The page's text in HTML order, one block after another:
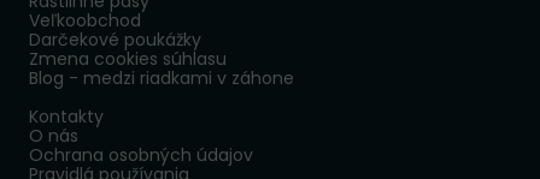
Veľkoobchod
Darčekové poukážky
Zmena cookies súhlasu
Blog - medzi riadkami v záhone
Kontakty
O nás
Ochrana osobných údajov